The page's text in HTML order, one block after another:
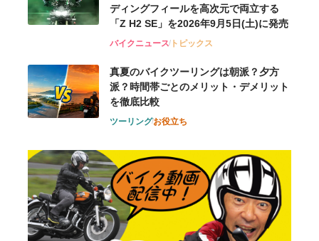
ディングフィールを高次元で両立する
「Z H2 SE」を2026年9月5日(土)に発売
バイクニューストピックス
真夏のバイクツーリングは朝派？夕方
派？時間帯ごとのメリット・デメリット
を徹底比較
ツーリングお役立ち